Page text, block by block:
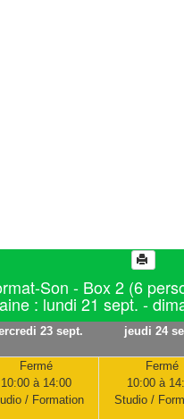
Son - Box 2 (6
: lundi 21 sept. -
23 sept. jeudi 24
Fermé
10:00 à 14:00
/ Formation
Fermé
10:00 à
Studio /